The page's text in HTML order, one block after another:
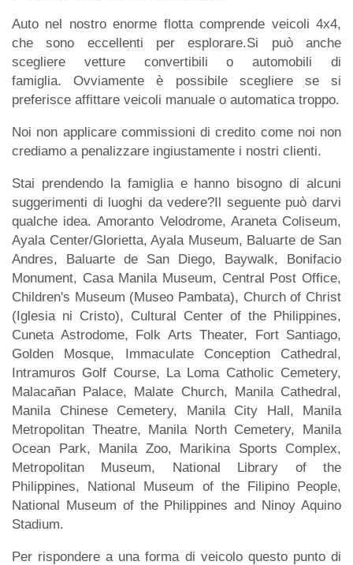
Auto nel nostro enorme flotta comprende veicoli 4x4,
che sono eccellenti per esplorare.Si può anche
scegliere vetture convertibili o automobili di
famiglia. Ovviamente è possibile scegliere se si
preferisce affittare veicoli manuale o automatica troppo.
Noi non applicare commissioni di credito come noi non
crediamo a penalizzare ingiustamente i nostri clienti.
Stai prendendo la famiglia e hanno bisogno di alcuni
suggerimenti di luoghi da vedere?Il seguente può darvi
qualche idea. Amoranto Velodrome, Araneta Coliseum,
Ayala Center/Glorietta, Ayala Museum, Baluarte de San
Andres, Baluarte de San Diego, Baywalk, Bonifacio
Monument, Casa Manila Museum, Central Post Office,
Children's Museum (Museo Pambata), Church of Christ
(Iglesia ni Cristo), Cultural Center of the Philippines,
Cuneta Astrodome, Folk Arts Theater, Fort Santiago,
Golden Mosque, Immaculate Conception Cathedral,
Intramuros Golf Course, La Loma Catholic Cemetery,
Malacañan Palace, Malate Church, Manila Cathedral,
Manila Chinese Cemetery, Manila City Hall, Manila
Metropolitan Theatre, Manila North Cemetery, Manila
Ocean Park, Manila Zoo, Marikina Sports Complex,
Metropolitan Museum, National Library of the
Philippines, National Museum of the Filipino People,
National Museum of the Philippines and Ninoy Aquino
Stadium.
Per rispondere a una forma di veicolo questo punto di